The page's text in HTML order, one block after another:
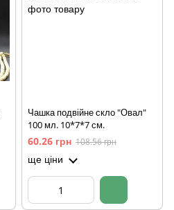
Чашка подвійне скло "Овал"
100 мл. 10*7*7 см.
60.26 грн 108.56 грн
ще ціни